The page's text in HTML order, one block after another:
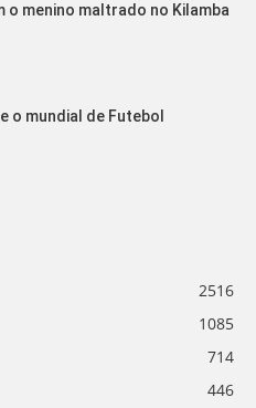
o menino maltrado no Kilamba
o mundial de Futebol
2516
1085
714
446